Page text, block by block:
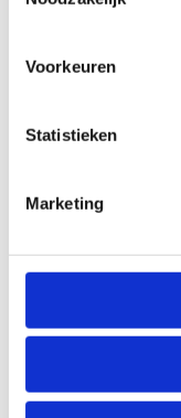
Voorkeuren
Statistieken
Marketing